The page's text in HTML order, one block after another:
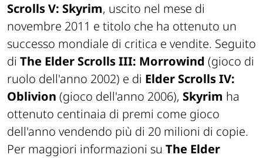
Scrolls V: Skyrim, uscito nel mese di
novembre 2011 e titolo che ha ottenuto un
successo mondiale di critica e vendite. Seguito
di The Elder Scrolls III: Morrowind (gioco di
ruolo dell'anno 2002) e di Elder Scrolls IV:
Oblivion (gioco dell'anno 2006), Skyrim ha
ottenuto centinaia di premi come gioco
dell'anno vendendo più di 20 milioni di copie.
Per maggiori informazioni su The Elder